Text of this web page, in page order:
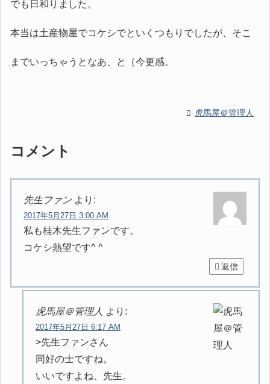
でも日和りました。
本当は土産物屋でコケシでといくつもりでしたが、そこ
までいっちゃうとなあ、と（今更感。
虎馬屋＠管理人
コメント
先生ファン より:
2017年5月27日 3:00 AM
私も桂木先生ファンです。
コケシ熱望です^ ^
返信
虎馬屋＠管理人 より:
2017年5月27日 6:17 AM
>先生ファンさん
同好の士ですね。
いいですよね、先生。